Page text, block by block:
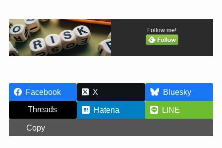
Follow me!
Facebook X
Bluesky
Threads
Hatena
LINE
Copy